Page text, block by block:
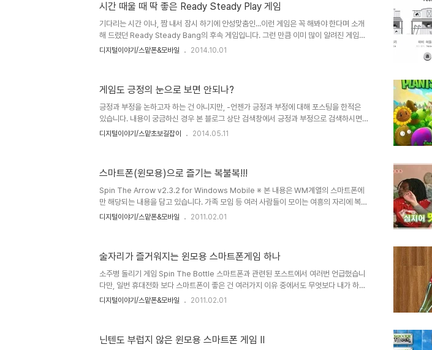
래를 막으면 안돼요~ 안돼! 긍정의 눈으로 보면 게임은 종합적 교육도구! 그래서 이전 부터
아이들과 학부모를 위한 스마트폰 교육을 진행해야겠다 생각했었는데... 마침 시범적으..
시간 때울 때 딱 좋은 Ready Steady Play 게임
기다리는 시간 이나, 짬 내서 잠시 하기에 안성맞춤인...이런 게임은 꼭 해봐야 한다며 소개
해 드렸던 Ready Steady Bang의 후속 게임입니다. 그런 만큼 이미 많이 알려진 게임이
죠. 그만큼 재밌다는 것을 말씀드리는 겁니다. 그러나 전작과는 차별화 된 또다른 재미가 있
해야 할지 모르겠는데, 단순하지만 쉽다고 할 순 없습니다. 쉽지만 어려운 게임?? 줄여서 쉬
어한 게임? ㅎ 게임 방법을 파악하기는 아주 간단하고 쉽지만 게임..
디지털이야기/스맡폰&모바일 2014.10.01
게임도 긍정의 눈으로 보면 안되나?
긍정과 부정을 논하고자 하는 건 아니지만, -언젠가 긍정과 부정에 대해 포스팅을 한적은
있습니다. 내용이 궁금하신 경우 본 블로그 상단 검색창에서 긍정과 부정으로 검색하시면
보실 수 있을 겁니다.- 그렇게 긍정을 좋아하는 나라에서 게임이라면 못 죽여 안달인지 의
말을 인용하여 이렇게 말합니다. "아이를 당신이 아는 범위에 한정 짓지 말라. 당신과 다른
시대에 태어났다." 게임을 나쁘게 바라보는 시각에는 부모 입장에서 아이들을 사랑하는 마
음이 있기 때문..
디지털이야기/스맡초보길잡이 2014.05.11
스마트폰(윈모용)으로 즐기는 복불복!!!
Spin The Arrow v2.3.2 for Windows Mobile ※ 본 내용은 WM계열의 스마트폰에
만 해당되는 내용을 담고 있습니다. 가족 모임 등 여러 사람들이 모이는 여흥의 자리에 복불
복 게임은 그 즐거움과 재미를 배가 시키기도 합니다. 1박2일과 같은 프로그램처럼 복불복
1800PocketPC.com에도 소개되었던 프로그램이지만, 국내 개발자에 의해 만들어졌어
도 정작 우리나라에서는 많이 알려지지 않아 이를 알리고자 하는 의미도 있습니다. 아주 ..
디지털이야기/스맡폰&모바일 2011.02.01
술자리가 즐거워지는 윈모용 스마트폰게임 하나
소주병 돌리기 게임 Spin The Bottle 스마트폰과 관련된 포스트에서 여러번 언급했습니
다만, 일번 휴대전화 보다 스마트폰이 좋은 건 여러가지 이유 중에서도 무엇보다 내가 하고
자 하는 것을 할 수 있다는 점일 겁니다. 물론 Wipi류의 게임들을 3G로 받아서 할수 있긴
게임은 술자리나 모임에서 여러 명이 동시에 이렇게 저렇게 응용을 하면서 함께 즐길수 있
디지털이야기/스맡폰&모바일 2011.02.01
닌텐도 부럽지 않은 윈모용 스마트폰 게임 II